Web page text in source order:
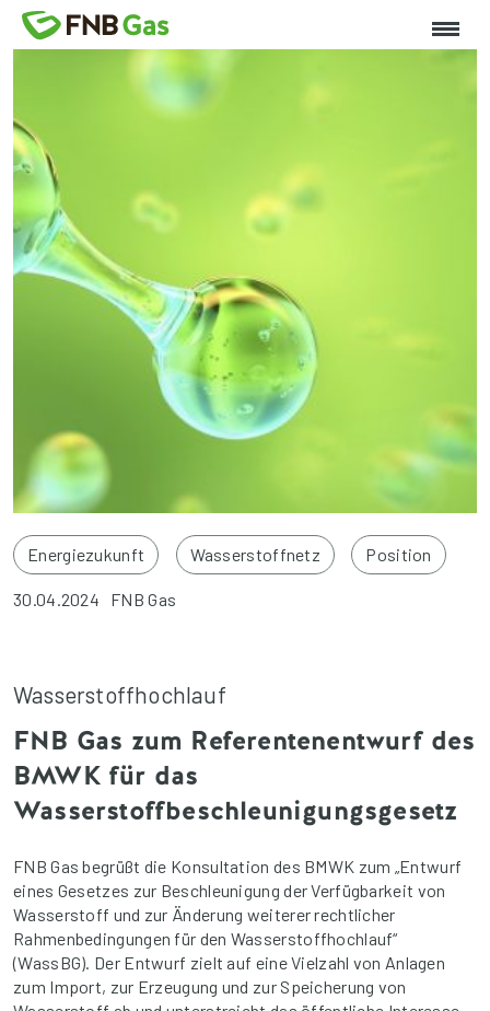
Energiezukunft Wasserstoffnetz Position
30.04.2024 FNB Gas
Wasserstoffhochlauf
FNB Gas zum Referentenentwurf des
BMWK für das
Wasserstoffbeschleunigungsgesetz
FNB Gas begrüßt die Konsultation des BMWK zum „Entwurf
eines Gesetzes zur Beschleunigung der Verfügbarkeit von
Wasserstoff und zur Änderung weiterer rechtlicher
Rahmenbedingungen für den Wasserstoffhochlauf“
(WassBG). Der Entwurf zielt auf eine Vielzahl von Anlagen
zum Import, zur Erzeugung und zur Speicherung von